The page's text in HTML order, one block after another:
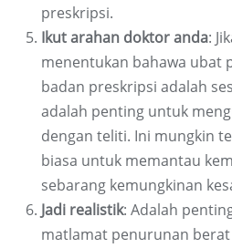
preskripsi.
Ikut arahan doktor anda:
menentukan bahawa ubat
badan preskripsi adalah
adalah penting untuk
dengan teliti. Ini mungkin
biasa untuk memantau
sebarang kemungkinan
Jadi realistik: Adalah
matlamat penurunan